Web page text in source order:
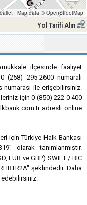
| Map data © OpenStreetMap
Yol Tarifi Alın
ilçesinde faaliyet
(258) 295-2600 numaralı
numarası ile erişebilirsiniz.
için 0 (850) 222 0 400
adresli online
için Türkiye Halk Bankası
olarak tanımlanmıştır.
EUR ve GBP) SWIFT / BIC
şeklindedir. Daha
edebilirsiniz.